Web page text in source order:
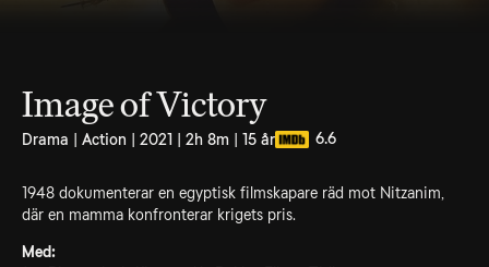
Image of Victory
Drama | Action | 2021 | 2h 8m | 15 år 6.6
1948 dokumenterar en egyptisk filmskapare räd mot Nitzanim,
där en mamma konfronterar krigets pris.
Med: